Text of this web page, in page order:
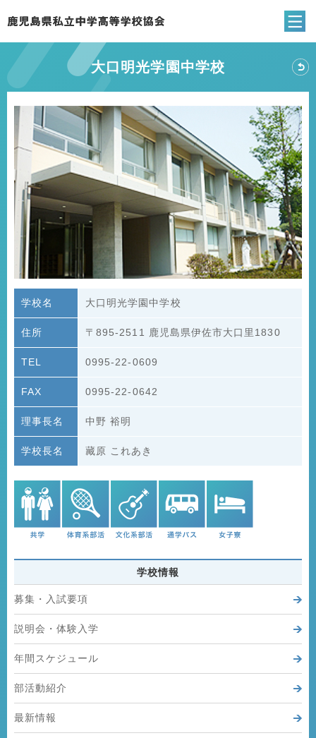
鹿児島県私立
大口明光学園中学校
学校名
大口明光学園中学校
住所 〒895-2511 鹿児島県伊佐市大口里1830
TEL 0995-22-0609
FAX 0995-22-0642
理事長名 中野 裕明
学校長名 藏原 これあき
学校情報
募集・入試要項
説明会・体験入学
年間スケジュール
部活動紹介
最新情報